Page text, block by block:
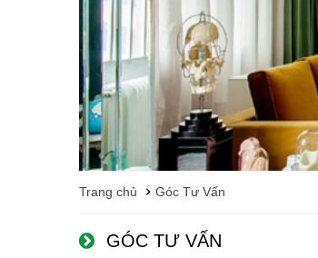
Trang chủ Góc Tư Vấn
GÓC TƯ VẤN